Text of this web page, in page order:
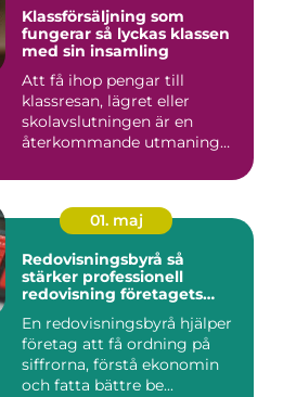
Klassförsäljning som
fungerar så lyckas klassen
med sin insamling
Att få ihop pengar till
klassresan, lägret eller
skolavslutningen är en
återkommande utmaning
01. maj
Redovisningsbyrå så
stärker professionell
redovisning företagets
En redovisningsbyrå hjälper
företag att få ordning på
siffrorna, förstå ekonomin
och fatta bättre be...